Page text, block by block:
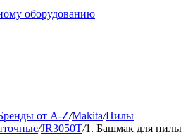
оборудованию
от A-Z/Makita/Пилы
/JR3050T/1. Башмак для пилы